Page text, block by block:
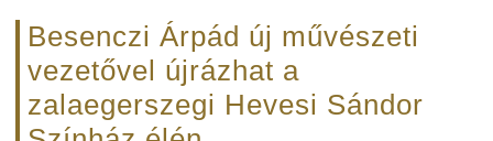
Besenczi Árpád új művészeti
vezetővel újrázhat a
zalaegerszegi Hevesi Sándor